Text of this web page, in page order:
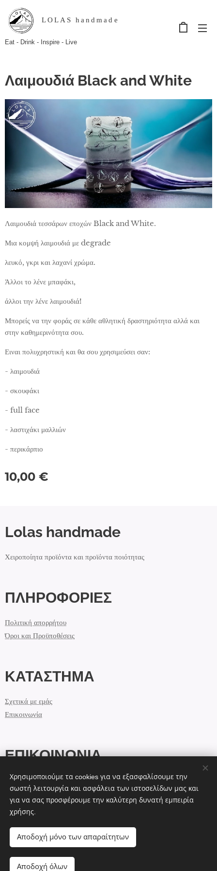
LOLAS handmade
Eat - Drink - Inspire - Live
Λαιμουδιά Black and White
Λαιμουδιά τεσσάρων εποχών Black and White.
Μια κομψή λαιμουδιά με degrade
λευκό, γκρι και λαχανί χρώμα.
Άλλοι το λένε μπαφάκι,
άλλοι την λένε λαιμουδιά!
Μπορείς να την φοράς σε κάθε αθλητική δραστηριότητα αλλά και
στην καθημερινότητα σου.
Ειναι πολυχρηστική και θα σου χρησιμεύσει σαν:
- λαιμουδιά
- σκουφάκι
- full face
- λαστιχάκι μαλλιών
- περικάρπιο
10,00 €
Lolas handmade
Χειροποίητα προϊόντα και προϊόντα ποιότητας
ΠΛΗΡΟΦΟΡΙΕΣ
Πολιτική απορρήτου
Όροι και Προϋποθέσεις
ΚΑΤΑΣΤΗΜΑ
Σχετικά με εμάς
Επικοινωνία
ΕΠΙΚΟΙΝΩΝΙΑ
info@lolashandmade.gr
+30 69 44 7 12 2 13
Cookies
Χρησιμοποιούμε τα cookies για να εξασφαλίσουμε την
σωστή λειτουργία και ασφάλεια των ιστοσελίδων μας και
για να σας προσφέρουμε την καλύτερη δυνατή εμπειρία
χρήσης.
Αποδοχή μόνο των απαραίτητων
Αποδοχή όλων